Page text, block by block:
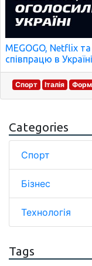
MEGOGO, Netflix
співпрацю в
Спорт Італія
Categories
Спорт
Бізнес
Технологія
Tags